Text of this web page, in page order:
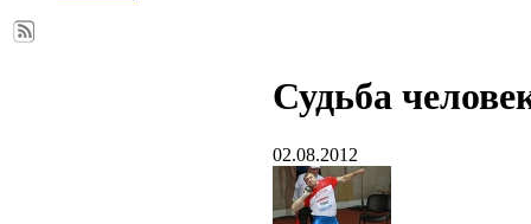
Судьба
02.08.2012